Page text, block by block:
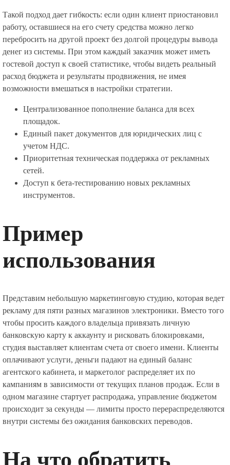
Такой подход дает гибкость: если один клиент приостановил
работу, оставшиеся на его счету средства можно легко
перебросить на другой проект без долгой процедуры вывода
денег из системы. При этом каждый заказчик может иметь
гостевой доступ к своей статистике, чтобы видеть реальный
расход бюджета и результаты продвижения, не имея
возможности вмешаться в настройки стратегии.
Централизованное пополнение баланса для всех
площадок.
Единый пакет документов для юридических лиц с
учетом НДС.
Приоритетная техническая поддержка от рекламных
сетей.
Доступ к бета-тестированию новых рекламных
инструментов.
Пример
использования
Представим небольшую маркетинговую студию, которая ведет
рекламу для пяти разных магазинов электроники. Вместо того
чтобы просить каждого владельца привязать личную
банковскую карту к аккаунту и рисковать блокировками,
студия выставляет клиентам счета от своего имени. Клиенты
оплачивают услуги, деньги падают на единый баланс
агентского кабинета, и маркетолог распределяет их по
кампаниям в зависимости от текущих планов продаж. Если в
одном магазине стартует распродажа, управление бюджетом
происходит за секунды — лимиты просто перераспределяются
внутри системы без ожидания банковских переводов.
На что обратить